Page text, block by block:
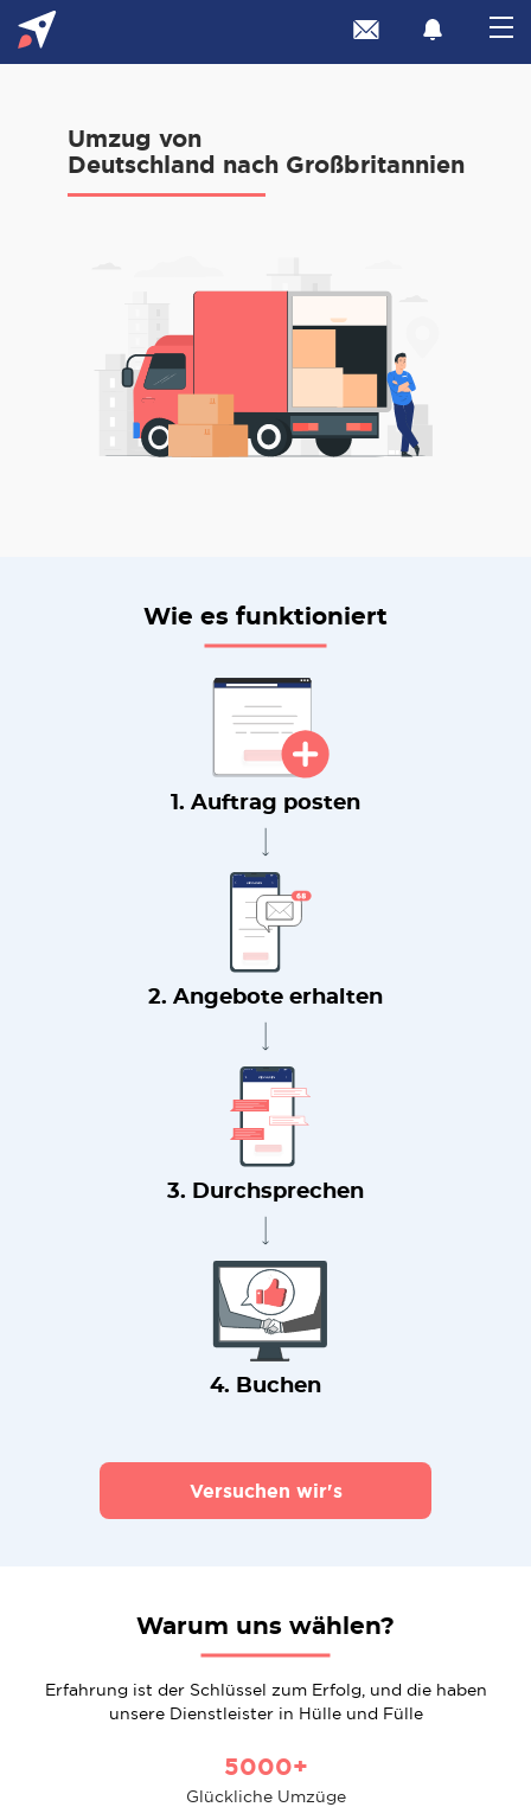
Umzug von
Deutschland nach Großbritannien
Wie es funktioniert
1. Auftrag posten
2. Angebote erhalten
3. Durchsprechen
4. Buchen
Versuchen wir's
Warum uns wählen?
Erfahrung ist der Schlüssel zum Erfolg, und die haben
unsere Dienstleister in Hülle und Fülle
5000+
Glückliche Umzüge